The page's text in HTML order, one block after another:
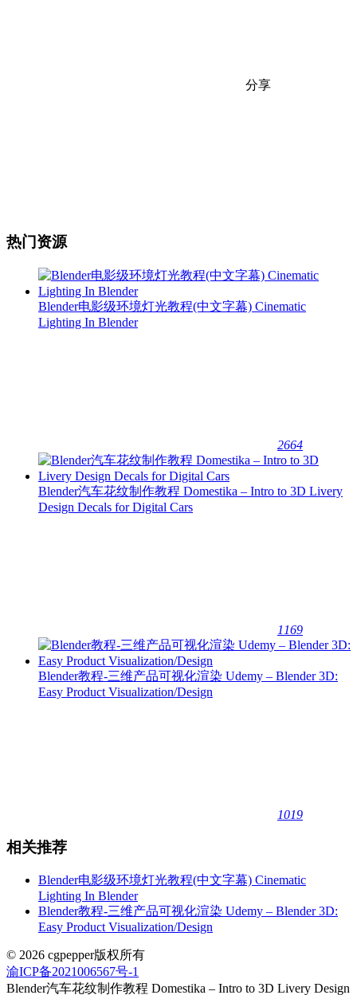
分享
热门资源
Blender电影级环境灯光教程(中文字幕) Cinematic
Lighting In Blender
2664
Blender汽车花纹制作教程 Domestika – Intro to 3D Livery
Design Decals for Digital Cars
1169
Blender教程-三维产品可视化渲染 Udemy – Blender 3D:
Easy Product Visualization/Design
1019
相关推荐
Blender电影级环境灯光教程(中文字幕) Cinematic
Lighting In Blender
Blender教程-三维产品可视化渲染 Udemy – Blender 3D:
Easy Product Visualization/Design
© 2026 cgpepper版权所有
渝ICP备2021006567号-1
Blender汽车花纹制作教程 Domestika – Intro to 3D Livery Design